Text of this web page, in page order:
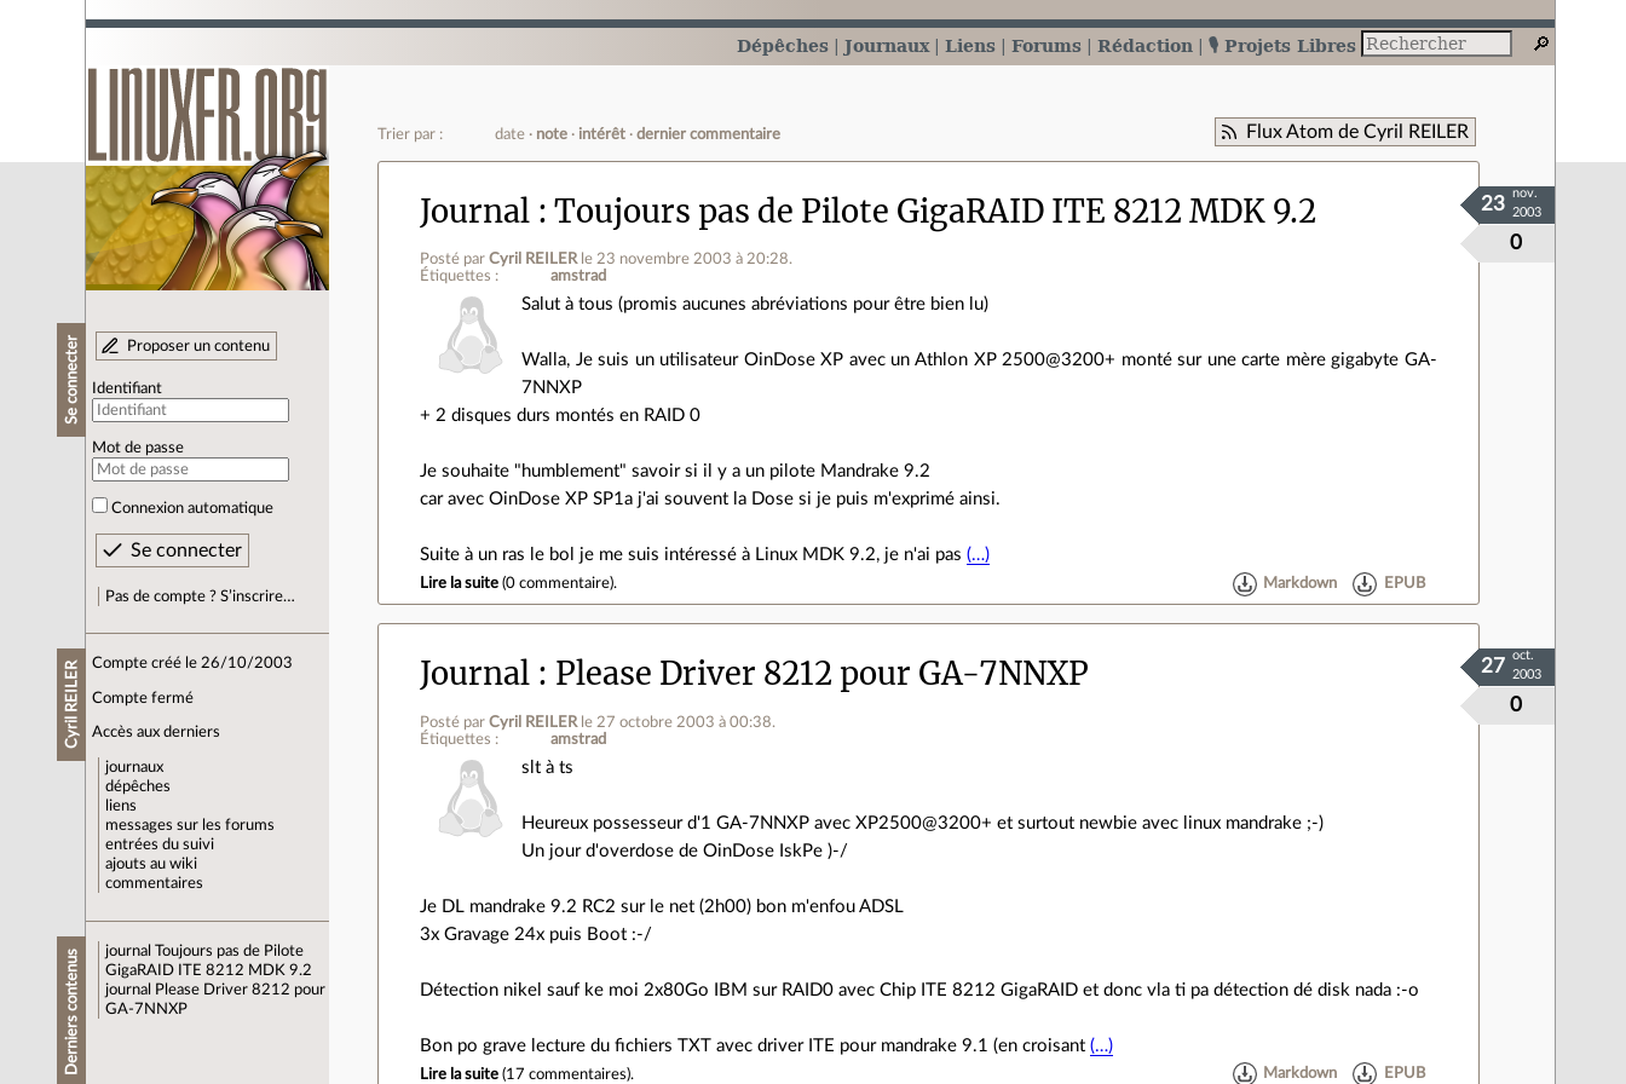
Dépêches Journaux Liens Forums Rédaction 🎙️ Projets Libres
Se connecter Proposer un contenu
Identifiant
Mot de passe
Connexion automatique
Pas de compte ? S’inscrire…
Cyril REILER Compte créé le 26/10/2003
Compte fermé
Accès aux derniers
journaux
dépêches
liens
messages sur les forums
entrées du suivi
ajouts au wiki
commentaires
Derniers contenus journal Toujours pas de Pilote
GigaRAID ITE 8212 MDK 9.2
journal
Please Driver 8212 pour
GA-7NNXP
Flux Atom de Cyril REILER
Trier par : date note intérêt dernier commentaire
Journal Toujours pas de Pilote GigaRAID ITE 8212 MDK 9.2
Posté parCyril REILER le 23 novembre 2003 à 20:28.
Étiquettes :
amstrad
0
23
nov.
2003
Salut à tous (promis aucunes abréviations pour être bien lu)
Walla, Je suis un utilisateur OinDose XP avec un Athlon XP 2500@3200+ monté sur une carte mère gigabyte GA-
7NNXP
+ 2 disques durs montés en RAID 0
Je souhaite "humblement" savoir si il y a un pilote Mandrake 9.2
car avec OinDose XP SP1a j'ai souvent la Dose si je puis m'exprimé ainsi.
Suite à un ras le bol je me suis intéressé à Linux MDK 9.2, je n'ai pas(…)
Lire la suite (0 commentaire). Markdown EPUB
Journal Please Driver 8212 pour GA-7NNXP
Posté parCyril REILER le 27 octobre 2003 à 00:38.
Étiquettes :
amstrad
0
27
oct.
2003
slt à ts
Heureux possesseur d'1 GA-7NNXP avec XP2500@3200+ et surtout newbie avec linux mandrake ;-)
Un jour d'overdose de OinDose IskPe )-/
Je DL mandrake 9.2 RC2 sur le net (2h00) bon m'enfou ADSL
3x Gravage 24x puis Boot :-/
Détection nikel sauf ke moi 2x80Go IBM sur RAID0 avec Chip ITE 8212 GigaRAID et donc vla ti pa détection dé disk nada :-o
Bon po grave lecture du fichiers TXT avec driver ITE pour mandrake 9.1 (en croisant(…)
Lire la suite (17 commentaires). Markdown EPUB